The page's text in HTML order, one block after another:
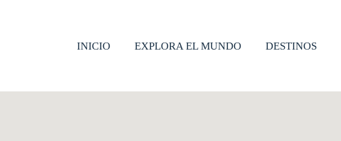
INICIO EXPLORA EL MUNDO DESTINOS